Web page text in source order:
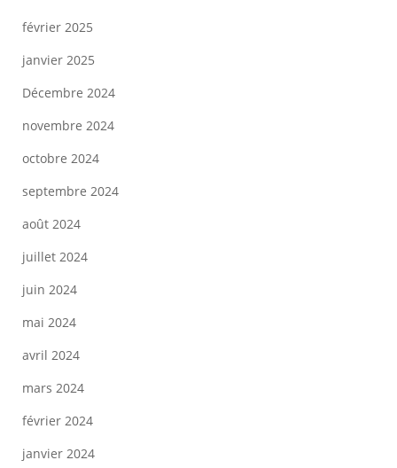
février 2025
janvier 2025
Décembre 2024
novembre 2024
octobre 2024
septembre 2024
août 2024
juillet 2024
juin 2024
mai 2024
avril 2024
mars 2024
février 2024
janvier 2024